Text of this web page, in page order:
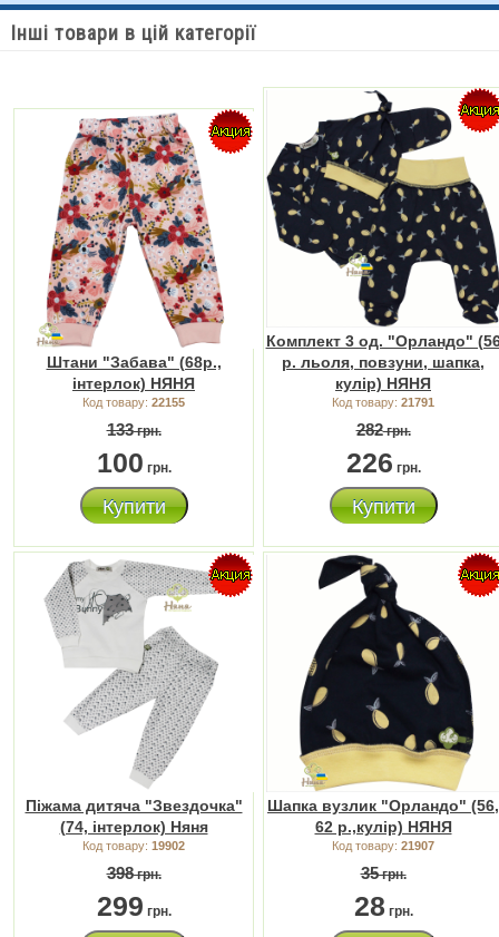
Інші товари в цій категорії
Штани "Забава" (68р.,
інтерлок) НЯНЯ
Код товару: 22155
133грн.
100 грн.
Купити
Комплект 3 од. "Орландо"
р. льоля, повзуни, шапка,
кулір) НЯНЯ
Код товару: 21791
282грн.
226 грн.
Купити
Піжама дитяча "Звездочка"
(74, інтерлок) Няня
Код товару: 19902
398грн.
299 грн.
Шапка вузлик "Орландо" (56,
62 р.,кулір) НЯНЯ
Код товару: 21907
35грн.
28 грн.